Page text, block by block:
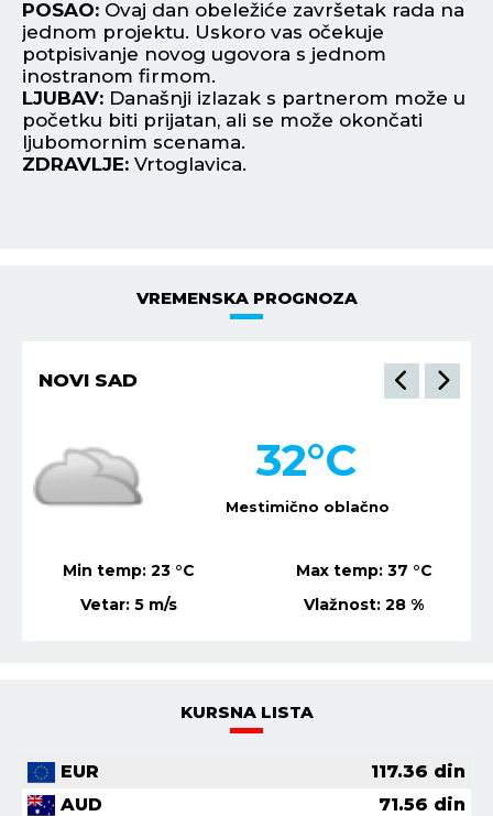
POSAO: Ovaj dan obeležiće završetak rada na
jednom projektu. Uskoro vas očekuje
potpisivanje novog ugovora s jednom
inostranom firmom.
LJUBAV: Današnji izlazak s partnerom može u
početku biti prijatan, ali se može okončati
ljubomornim scenama.
ZDRAVLJE: Vrtoglavica.
VREMENSKA PROGNOZA
NOVI SAD
Mestimično oblačno
32°C
Min temp:23 °C Max temp: 37 °C
Vetar:5 m/s Vlažnost:28 %
KURSNA LISTA
EUR 117.36 din
AUD
71.56 din